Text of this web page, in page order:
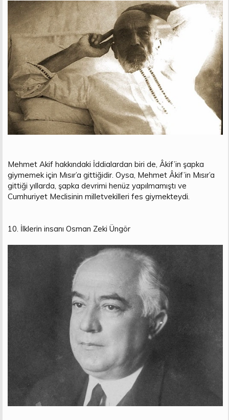
Mehmet Akif hakkındaki İddialardan biri de, Âkif’in şapka
giymemek için Mısır’a gittiğidir. Oysa, Mehmet Âkif’in Mısır’a
gittiği yıllarda, şapka devrimi henüz yapılmamıştı ve
Cumhuriyet Meclisinin milletvekilleri fes giymekteydi.
10. İlklerin insanı Osman Zeki Üngör